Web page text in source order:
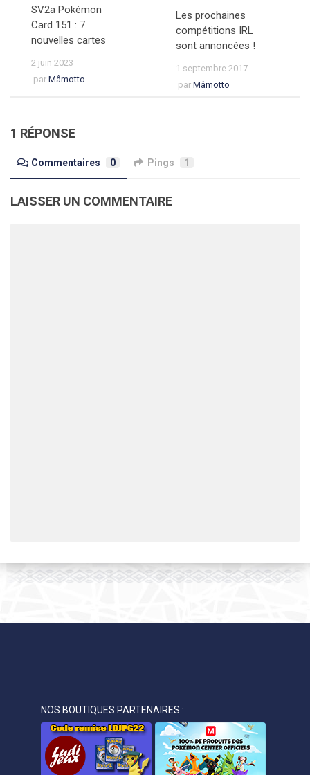
SV2a Pokémon
Card 151 : 7
nouvelles cartes
2 juin 2023
par Mâmotto
Les prochaines
compétitions IRL
sont annoncées !
1 septembre 2017
par Mâmotto
1 RÉPONSE
Commentaires 0 Pings 1
LAISSER UN COMMENTAIRE
NOS BOUTIQUES PARTENAIRES :